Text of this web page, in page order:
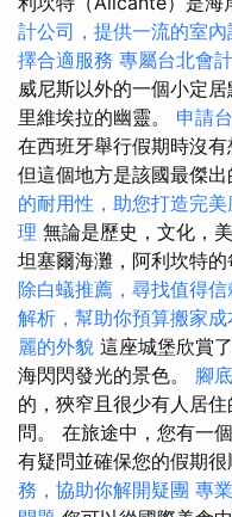
計公司，提供一流的室內
擇合適服務 專屬台北會
威尼斯以外的一個小定
里維埃拉的幽靈。 申請
在西班牙舉行假期時沒
但這個地方是該國最傑出
的耐用性，助您打造完美
理 無論是歷史，文化，
坦塞爾海灘，阿利坎特的
除白蟻推薦，尋找值得
解析，幫助你預算搬家成
麗的外貌 這座城堡欣賞
海閃閃發光的景色。 腳
的，狹窄且很少有人居
問。 在旅途中，您有一
有疑問並確保您的假期
務，協助你解開疑團 專